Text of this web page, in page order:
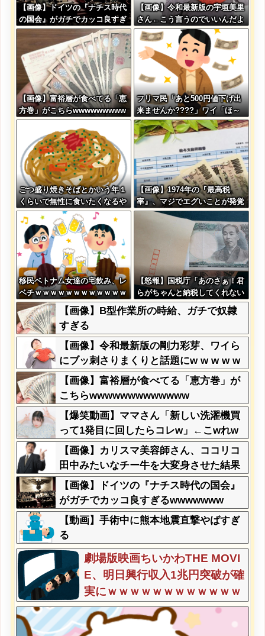
【画像】ドイツの『ナチス時代
の国会』がガチでカッコ良すぎ
るwwwwwww
【画像】令和最新版の宇垣美里
さん←こう言うのでいいんだよ
が目一杯詰まってると話題にw
w w w w w w w w
【画像】富裕層が食べてる「恵
方巻」がこちらwwwwwwwww
wwww
フリマ民「あと500円値下げ出
来ませんか????」ワイ「ほ～
い購入ｗ」
ごつ盛り焼きそばとかいう年１
くらいで無性に食いたくなるや
つｗｗｗｗｗｗｗｗ
【画像】1974年の『最高税
率』、マジでエグいことが発覚
wwww
移民ベトナム女達の宅飲み、レ
ベチｗｗｗｗｗｗｗｗｗｗｗｗ
ｗｗｗｗｗｗｗｗｗｗｗｗ
【怒報】国税庁「あのさぁ！君
らがちゃんと納税してくれない
とこうなっちゃうけどどうす
る？！」←これw w w w w w
【画像】B型作業所の時給、ガチで奴隷
すぎる
【画像】令和最新版の剛力彩芽、ワイら
にブッ刺さりまくりと話題にw w w w w
w w w w w w w w
【画像】富裕層が食べてる「恵方巻」が
こちらwwwwwwwwwwwww
【爆笑動画】ママさん「新しい洗濯機買
って1発目に回したらコレw」←こwれw
はw w w w w w w w w w
【画像】カリスマ美容師さん、ココリコ
田中みたいなチー牛を大変身させた結果
がこちらw w w w w w w w w w w
【画像】ドイツの『ナチス時代の国会』
がガチでカッコ良すぎるwwwwwww
【動画】手術中に熊本地震直撃やばすぎ
る
劇場版映画ちいかわTHE MOVI
E、明日興行収入1兆円突破が確
実にｗｗｗｗｗｗｗｗｗｗｗｗ
ｗ